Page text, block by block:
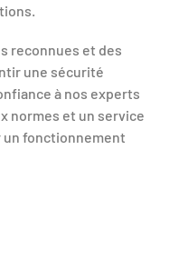
reconnues et des
une sécurité
à nos experts
normes et un service
un fonctionnement